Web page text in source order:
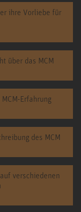
ihre Vorliebe für
über das MCM
Erfahrung
des MCM
verschiedenen